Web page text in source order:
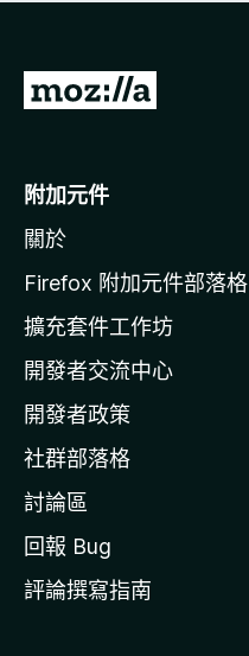
有
前
o
i
l
a
官
網
附加元件
關於
Firefox 附加元件部落格
擴充套件工作坊
開發者交流中心
開發者政策
社群部落格
討論區
回報 Bug
評論撰寫指南